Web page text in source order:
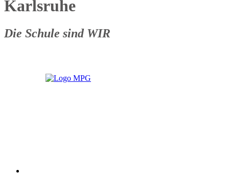
Karlsruhe
Die Schule sind WIR